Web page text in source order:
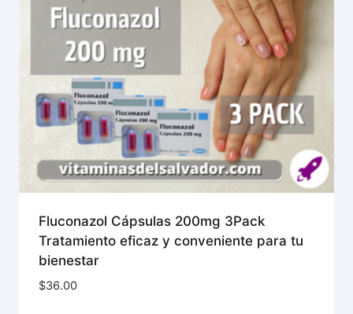
Fluconazol Cápsulas 200mg 3Pack
Tratamiento eficaz y conveniente para tu
bienestar
$36.00